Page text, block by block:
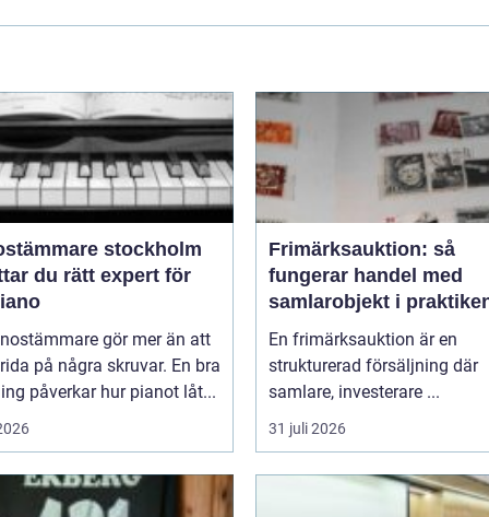
stockholm
du rätt expert för
gör mer än att
på några skruvar. En bra
påverkar hur pianot låt...
Frimärksauktion: så
fungerar handel med
samlarobjekt i
En frimärksauktion är en
strukturerad försäljning där
samlare, investerare ...
31 juli 2026